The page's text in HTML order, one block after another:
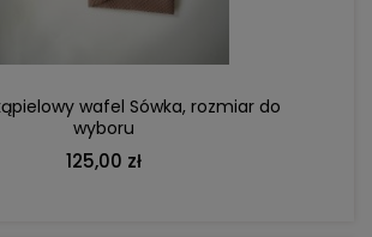
wafel Sówka, rozmiar do
wyboru
125,00 zł